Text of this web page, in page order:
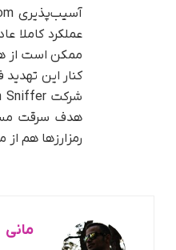
عملکرد کاملا
ممکن است از
هدف سرقت
رمزارزها هم
مانی